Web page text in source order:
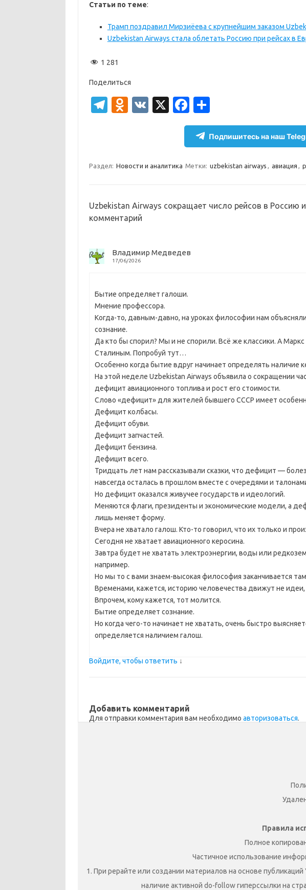
Статьи по теме:
Трамп поздравил Мирзиёева с крупнейшим заказом
Uzbekistan Airways стала облетать Россию при рейсах в
1 281
Поделиться
T
a
O
kl
sn
ik
V
X
Fa
c
e
o
k
т
п
а
и
Подпишитесь на наш
Раздел: Новости и аналитика Метки: uzbekistan airways , авиация ,
Uzbekistan Airways сокращает число рейсов в Россию
комментарий
Владимир Медведев
17/06/2026
Бытие определяет галоши.
Мнение профессора.
Когда-то, давным-давно, на уроках философии нам
сознание.
Да кто бы спорил? Мы и не спорили. Всё же классики. А
Сталиным. Попробуй тут…
Особенно когда бытие вдруг начинает определять наличие
На этой неделе Uzbekistan Airways объявила о сокращении
дефицит авиационного топлива и рост его стоимости.
Слово «дефицит» для жителей бывшего СССР имеет
Дефицит колбасы.
Дефицит обуви.
Дефицит запчастей.
Дефицит бензина.
Дефицит всего.
Тридцать лет нам рассказывали сказки, что дефицит —
навсегда осталась в прошлом вместе с очередями и
Но дефицит оказался живучее государств и идеологий.
Меняются флаги, президенты и экономические модели, а
лишь меняет форму.
Вчера не хватало галош. Кто-то говорил, что их только и
Сегодня не хватает авиационного керосина.
Завтра будет не хватать электроэнергии, воды или
например.
Но мы то с вами знаем-высокая философия заканчивается
Временами, кажется, историю человечества движут не
Впрочем, кому кажется, тот молится.
Бытие определяет сознание.
Но когда чего-то начинает не хватать, очень быстро
определяется наличием галош.
Войдите, чтобы ответить ↓
Добавить комментарий
Для отправки комментария вам необходимо авторизоваться.
Правила
Полное
Частичное использование
1. При рерайте или создании материалов на основе
наличие активной do-follow гиперссылки на